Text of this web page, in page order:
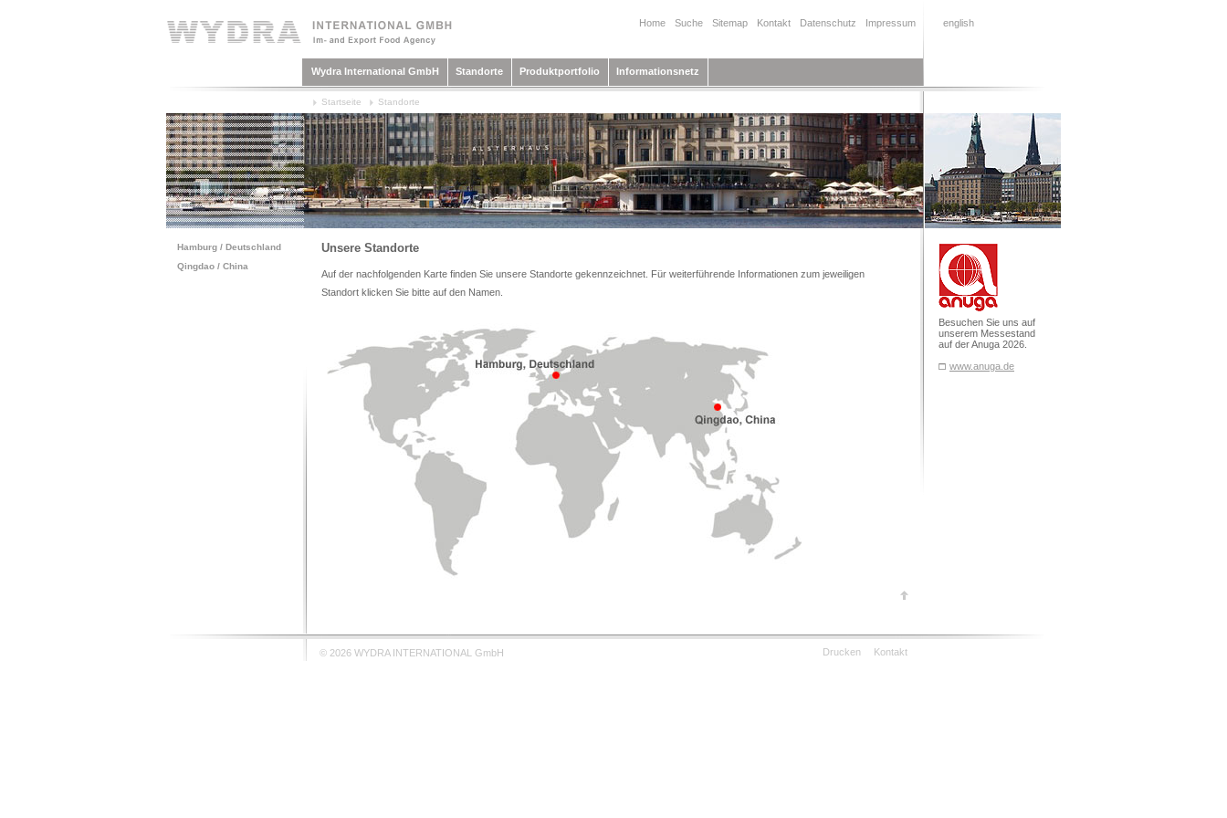
Home Suche Sitemap Kontakt Datenschutz Impressum english
Wydra International GmbH Standorte Produktportfolio Informationsnetz
Startseite Standorte
Hamburg / Deutschland
Qingdao / China
Unsere Standorte
Auf der nachfolgenden Karte finden Sie unsere Standorte gekennzeichnet. Für weiterführende Informationen zum jeweiligen
Standort klicken Sie bitte auf den Namen.
Besuchen Sie uns auf
unserem Messestand
auf der Anuga 2026.
www.anuga.de
© 2026 WYDRA INTERNATIONAL GmbH Drucken Kontakt